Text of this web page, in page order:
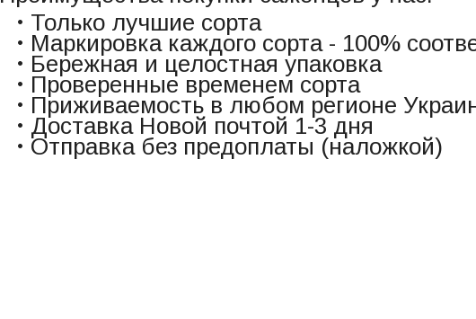
Только лучшие сорта
Маркировка каждого сорта - 100%
Бережная и целостная упаковка
Проверенные временем сорта
Приживаемость в любом регионе
Доставка Новой почтой 1-3 дня
Отправка без предоплаты (наложкой)